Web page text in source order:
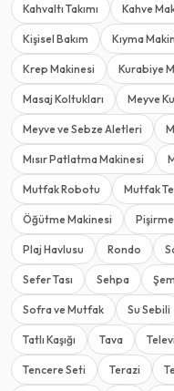
Kahvaltı Takımı Kahve
Kişisel Bakım Kıyma
Krep Makinesi Kurabiye
Masaj Koltukları Meyve
Meyve ve Sebze Aletleri
Mısır Patlatma Makinesi
Mutfak Robotu Mutfak
Öğütme Makinesi
Plaj Havlusu Rondo
Sefer Tası Sehpa
Sofra ve Mutfak Su Sebili
Tatlı Kaşığı Tava
Tencere Seti Terazi